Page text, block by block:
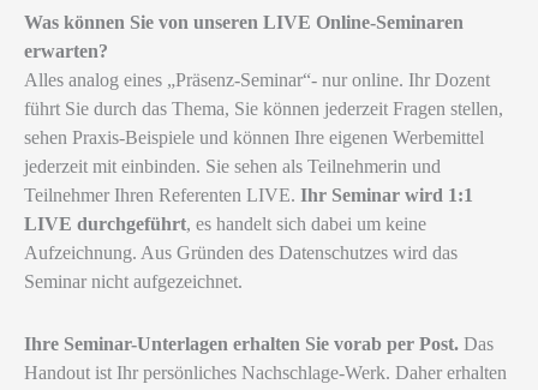
Was können Sie von unseren LIVE Online-Seminaren
erwarten?
Alles analog eines „Präsenz-Seminar“- nur online. Ihr Dozent
führt Sie durch das Thema, Sie können jederzeit Fragen stellen,
sehen Praxis-Beispiele und können Ihre eigenen Werbemittel
jederzeit mit einbinden. Sie sehen als Teilnehmerin und
Teilnehmer Ihren Referenten LIVE. Ihr Seminar wird 1:1
LIVE durchgeführt, es handelt sich dabei um keine
Aufzeichnung. Aus Gründen des Datenschutzes wird das
Seminar nicht aufgezeichnet.
Ihre Seminar-Unterlagen erhalten Sie vorab per Post. Das
Handout ist Ihr persönliches Nachschlage-Werk. Daher erhalten